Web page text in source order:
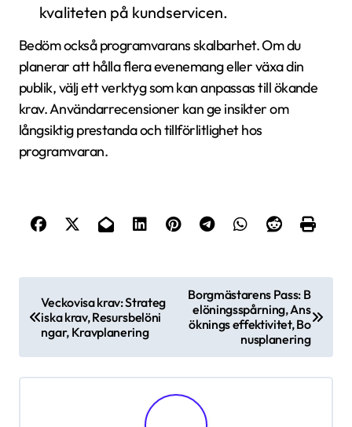
kvaliteten på kundservicen.
Bedöm också programvarans skalbarhet. Om du
planerar att hålla flera evenemang eller växa din
publik, välj ett verktyg som kan anpassas till ökande
krav. Användarrecensioner kan ge insikter om
långsiktig prestanda och tillförlitlighet hos
programvaran.
o
Veckovisa krav: Strateg
iska krav, Resursbelöni
ngar, Kravplanering
Borgmästarens Pass: B
elöningsspårning, Ans
öknings effektivitet, Bo
nusplanering